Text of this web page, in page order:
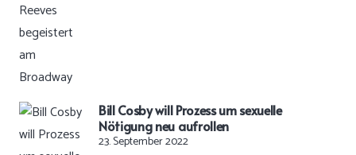
Bill Cosby will Prozess um sexuelle
Nötigung neu aufrollen
23. September 2022